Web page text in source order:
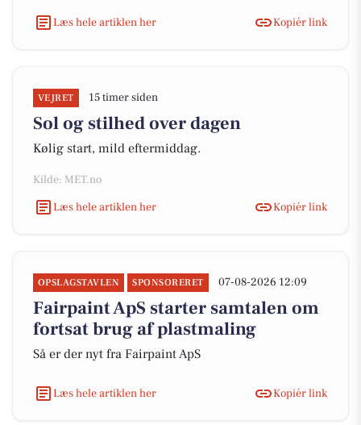
Læs hele artiklen her Kopiér link
VEJRET 15 timer siden
Sol og stilhed over dagen
Kølig start, mild eftermiddag.
Kilde: MET.no
Læs hele artiklen her
Kopiér link
OPSLAGSTAVLEN SPONSORERET 07-08-2026 12:09
Fairpaint ApS starter samtalen om
fortsat brug af plastmaling
Så er der nyt fra Fairpaint ApS
Læs hele artiklen her Kopiér link